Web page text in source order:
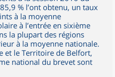
% l’ont obtenu, un taux
à la moyenne
à l’entrée en sixième
la plupart des régions
à la moyenne nationale.
et le Territoire de Belfort,
national du brevet sont